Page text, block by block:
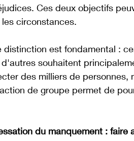
Ces deux objectifs
circonstances.
distinction est fondamental :
souhaitent
des milliers de personnes,
de groupe permet de
du manquement : faire